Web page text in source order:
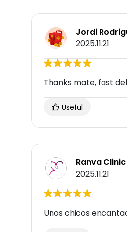
Jordi
2025.11.21
Thanks mate, fast
Useful
Ranva Clinic
2025.11.21
Unos chicos